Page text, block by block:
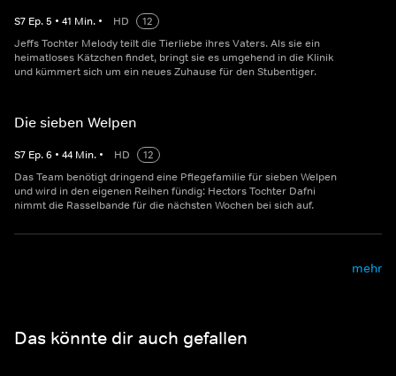
S7 Ep.5 • 41 Min. • HD
12
Jeffs Tochter Melody teilt die Tierliebe ihres Vaters. Als sie ein
heimatloses Kätzchen findet, bringt sie es umgehend in die Klinik
und kümmert sich um ein neues Zuhause für den Stubentiger.
Die sieben Welpen
S7 Ep.6 • 44 Min. • HD
12
Das Team benötigt dringend eine Pflegefamilie für sieben Welpen
und wird in den eigenen Reihen fündig: Hectors Tochter Dafni
nimmt die Rasselbande für die nächsten Wochen bei sich auf.
mehr
Das könnte dir auch gefallen